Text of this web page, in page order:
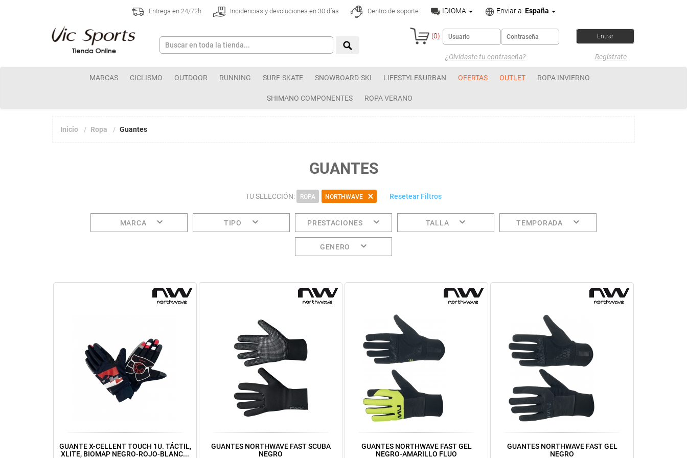
Entrega en 24/72h Incidencias y devoluciones en 30 días Centro de soporte IDIOMA Enviar a: España
(0)
¿Olvidaste tu contraseña? Regístrate
MARCAS CICLISMO OUTDOOR RUNNING SURF-SKATE SNOWBOARD-SKI LIFESTYLE&URBAN OFERTAS OUTLET ROPA INVIERNO
SHIMANO COMPONENTES ROPA VERANO
Inicio Ropa Guantes
GUANTES
TU SELECCIÓN: ROPA NORTHWAVE Resetear Filtros
MARCA TIPO PRESTACIONES TALLA TEMPORADA
GENERO
GUANTE X-CELLENT TOUCH 1U. TÁCTIL,
XLITE, BIOMAP NEGRO-ROJO-BLANC...
GUANTES NORTHWAVE FAST SCUBA
NEGRO
GUANTES NORTHWAVE FAST GEL
NEGRO-AMARILLO FLUO
GUANTES NORTHWAVE FAST GEL
NEGRO